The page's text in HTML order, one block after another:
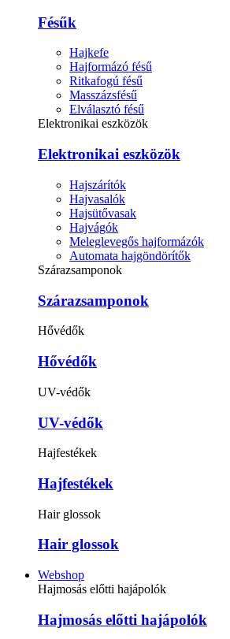
Fésűk
Hajkefe
Hajformázó fésű
Ritkafogú fésű
Masszázsfésű
Elválasztó fésű
Elektronikai eszközök
Elektronikai eszközök
Hajszárítók
Hajvasalók
Hajsütővasak
Hajvágók
Meleglevegős hajformázók
Automata hajgöndörítők
Szárazsamponok
Szárazsamponok
Hővédők
Hővédők
UV-védők
UV-védők
Hajfestékek
Hajfestékek
Hair glossok
Hair glossok
Webshop
Hajmosás előtti hajápolók
Hajmosás előtti hajápolók